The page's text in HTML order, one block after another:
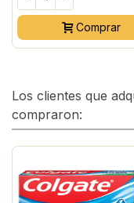
Comprar
Los clientes que
compraron: